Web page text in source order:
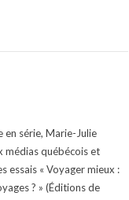
en série, Marie-Julie
médias québécois et
essais « Voyager mieux :
? » (Éditions de